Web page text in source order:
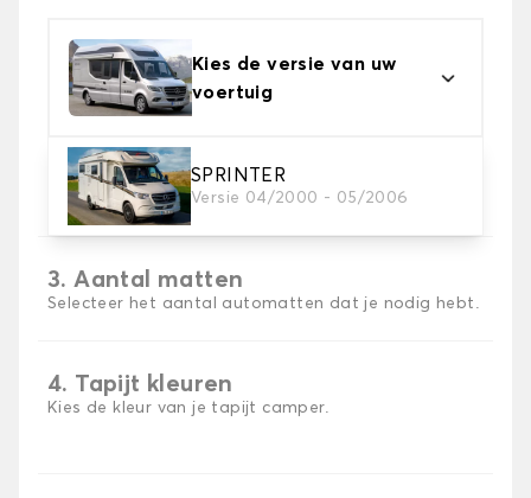
Kies de versie van uw
voertuig
SPRINTER
Versie 04/2000 - 05/2006
2. Materiaal
Kies het materiaal van uw automatten
3. Aantal matten
Selecteer het aantal automatten dat je nodig hebt.
4. Tapijt kleuren
Kies de kleur van je tapijt camper.